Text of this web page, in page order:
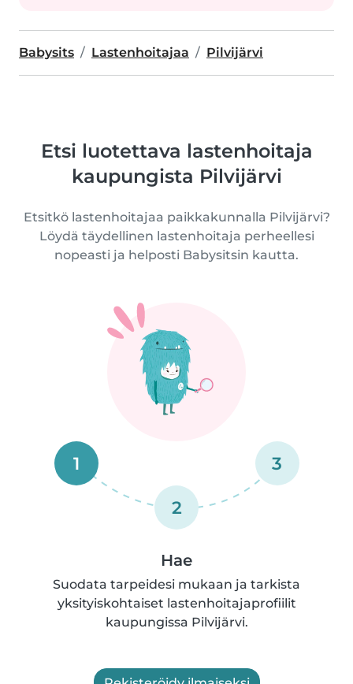
Babysits Lastenhoitajaa Pilvijärvi
Etsi luotettava lastenhoitaja
kaupungista Pilvijärvi
Etsitkö lastenhoitajaa paikkakunnalla Pilvijärvi?
Löydä täydellinen lastenhoitaja perheellesi
nopeasti ja helposti Babysitsin kautta.
1
2
3
Hae
Suodata tarpeidesi mukaan ja tarkista
yksityiskohtaiset lastenhoitajaprofiilit
kaupungissa Pilvijärvi.